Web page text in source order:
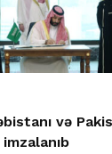
və